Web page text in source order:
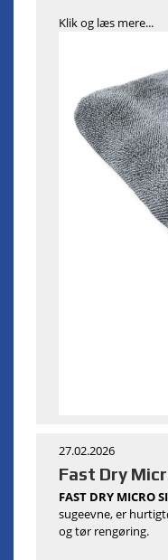
Klik og læs mere...
27.02.2026
Fast Dry
FAST DRY MICRO
sugeevne, er
og tør rengøring.